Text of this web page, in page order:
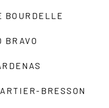
BOURDELLE
BRAVO
BRESSON